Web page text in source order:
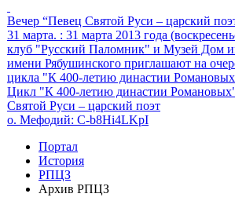
Вечер “Певец Святой Руси – царский
31 марта. : 31 марта 2013 года
клуб "Русский Паломник" и Музей Дом
имени Рябушинского приглашают на
цикла "К 400-летию династии
Цикл "К 400-летию династии
Святой Руси – царский поэт
о. Мефодий: C-b8Hi4LKpI
Портал
История
РПЦЗ
Архив РПЦЗ